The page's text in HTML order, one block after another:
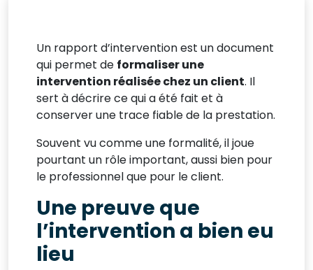
Un rapport d’intervention est un document
qui permet de formaliser une
intervention réalisée chez un client. Il
sert à décrire ce qui a été fait et à
conserver une trace fiable de la prestation.
Souvent vu comme une formalité, il joue
pourtant un rôle important, aussi bien pour
le professionnel que pour le client.
Une preuve que
l’intervention a bien eu
lieu